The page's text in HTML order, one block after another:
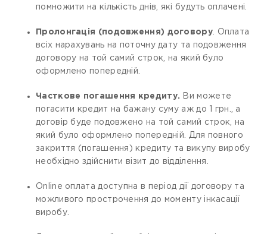
помножити на кількість днів, які будуть оплачені.
Пролонгація (подовження) договору. Оплата
всіх нарахувань на поточну дату та подовження
договору на той самий строк, на який було
оформлено попередній.
Часткове погашення кредиту. Ви можете
погасити кредит на бажану суму аж до 1 грн., а
договір буде подовжено на той самий строк, на
який було оформлено попередній. Для повного
закриття (погашення) кредиту та викупу виробу
необхідно здійснити візит до відділення.
Online оплата доступна в період дії договору та
можливого прострочення до моменту інкасації
виробу.